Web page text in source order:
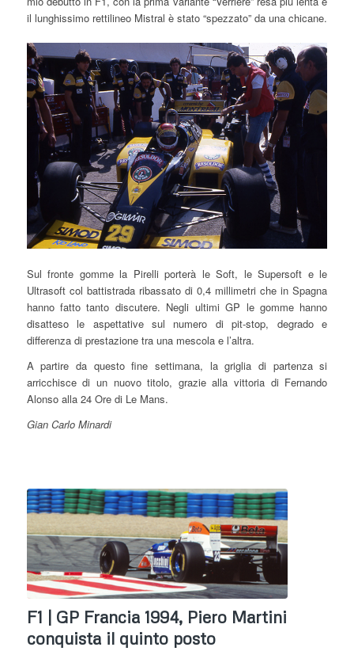
il lunghissimo rettilineo Mistral è stato “spezzato” da una chicane.
Sul fronte gomme la Pirelli porterà le Soft, le Supersoft e le
Ultrasoft col battistrada ribassato di 0,4 millimetri che in Spagna
hanno fatto tanto discutere. Negli ultimi GP le gomme hanno
disatteso le aspettative sul numero di pit-stop, degrado e
differenza di prestazione tra una mescola e l’altra.
A partire da questo fine settimana, la griglia di partenza si
arricchisce di un nuovo titolo, grazie alla vittoria di Fernando
Alonso alla 24 Ore di Le Mans.
Gian Carlo Minardi
F1 | GP Francia 1994, Piero Martini
conquista il quinto posto